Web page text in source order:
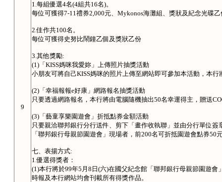
9
1.每組優選4名(4組共16名)。
每位可獲得7-11禮券2,000元、Mykonos海灘組、獎狀及紀念光碟乙
2.佳作共100名。
每位可獲得史努比鬧鐘乙個及獎狀乙份
3.其他獎勵:
(1)「KISS媽咪我愛妳」上傳照片抽獎活動
小朋友可將自己KISS媽咪的照片上傳至網站即可參加本活動，本
(2)「幸福報報e好康」網路報名抽獎活動
只要透過網路報名，本行將由電腦隨機抽出50名幸運得主，贈送
(3)「藝童享樂園遊會」折抵點券金額活動
只要親洽聯邦銀行分行送件、剪下「畫作收執聯」並由分行單位
「聯邦銀行母親節園遊會」現場者，前200名可折抵園遊會點券50
七、表揚方式:
1.優選得獎者：
(1)本行將於99年5月8日(六)在國父紀念館「聯邦銀行母親節園遊
時報及本行網站均會刊載所有得獎作品。